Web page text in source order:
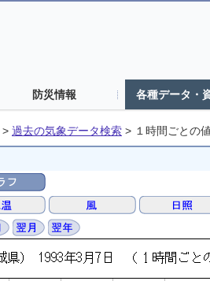
防災情報 各種データ・
> 過去の気象データ検索 > １時間ごとの